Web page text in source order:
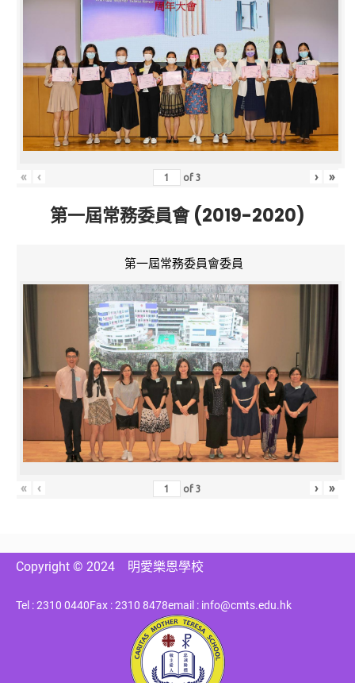
« ‹ of3 › »
第一屆常務委員會 (2019-2020)
第一屆常務委員會委員
« ‹ of3 › »
Copyright © 2024 明愛樂恩學校
Tel : 2310 0440Fax : 2310 8478email : info@cmts.edu.hk